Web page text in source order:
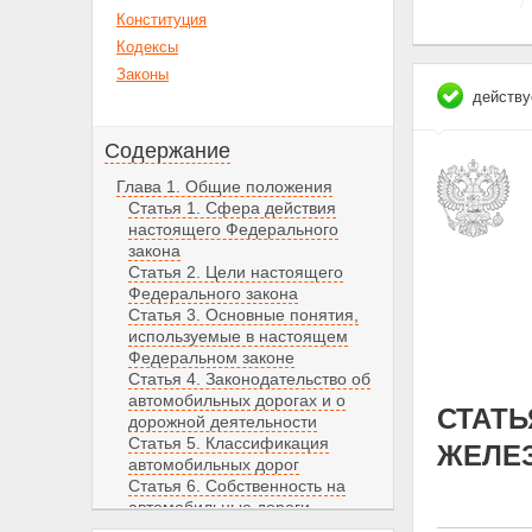
Конституция
Кодексы
Законы
Содержание
Глава 1. Общие положения
Статья 1. Сфера действия
настоящего Федерального
закона
Статья 2. Цели настоящего
Федерального закона
Статья 3. Основные понятия,
используемые в настоящем
Федеральном законе
Статья 4. Законодательство об
автомобильных дорогах и о
дорожной деятельности
Статья 5. Классификация
автомобильных дорог
Статья 6. Собственность на
автомобильные дороги